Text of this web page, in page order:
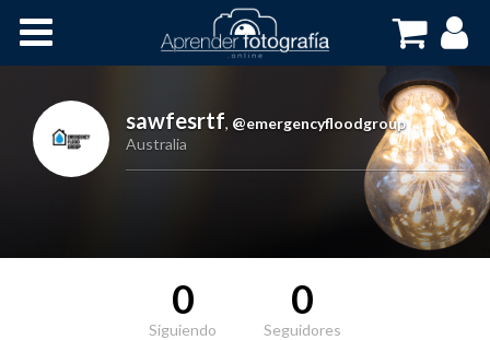
Cursos OnLine
sawfesrtf, @emergencyfloodgroup
Australia
0
Siguiendo
0
Seguidores